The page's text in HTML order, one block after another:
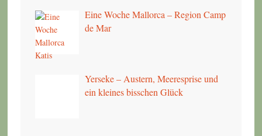
Eine Woche Mallorca – Region Camp
de Mar
Yerseke – Austern, Meeresprise und
ein kleines bisschen Glück